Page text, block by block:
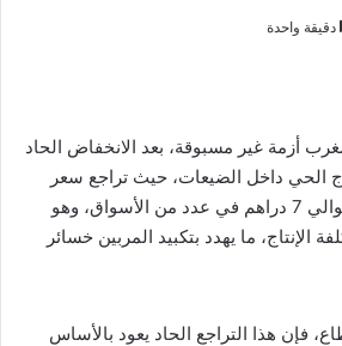
دقيقة واحدة
أزمة غير مسبوقة، بعد الانخفاض الحاد
الحي داخل الضيعات، حيث تراجع سعر
الكيلوغرام الواحد إلى حوالي 7 دراهم في عدد من الأسواق، وهو
الإنتاج، ما يهدد بتكبيد المربين خسائر
فإن هذا التراجع الحاد يعود بالأساس